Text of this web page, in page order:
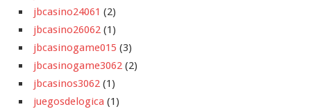
jbcasino24061 (2)
jbcasino26062 (1)
jbcasinogame015 (3)
jbcasinogame3062 (2)
jbcasinos3062 (1)
juegosdelogica (1)